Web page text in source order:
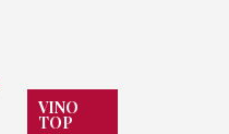
VINO
TOP